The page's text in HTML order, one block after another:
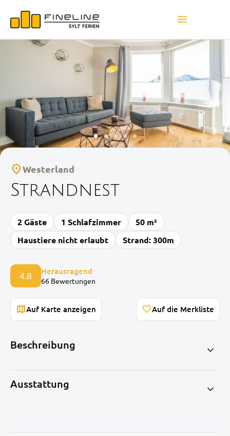
Westerland
Strandnest
2 Gäste 1 Schlafzimmer
50 m²
Haustiere nicht erlaubt
Strand: 300m
4.8 Herausragend
66 Bewertungen
Auf Karte anzeigen
Beschreibung
Ausstattung